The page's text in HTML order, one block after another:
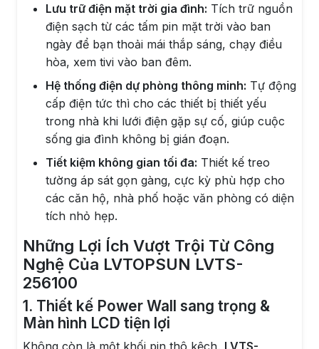
Lưu trữ điện mặt trời gia đình: Tích trữ nguồn
điện sạch từ các tấm pin mặt trời vào ban
ngày để bạn thoải mái thắp sáng, chạy điều
hòa, xem tivi vào ban đêm.
Hệ thống điện dự phòng thông minh: Tự động
cấp điện tức thì cho các thiết bị thiết yếu
trong nhà khi lưới điện gặp sự cố, giúp cuộc
sống gia đình không bị gián đoạn.
Tiết kiệm không gian tối đa: Thiết kế treo
tường áp sát gọn gàng, cực kỳ phù hợp cho
các căn hộ, nhà phố hoặc văn phòng có diện
tích nhỏ hẹp.
Những Lợi Ích Vượt Trội Từ Công
Nghệ Của LVTOPSUN LVTS-
256100
1. Thiết kế Power Wall sang trọng &
Màn hình LCD tiện lợi